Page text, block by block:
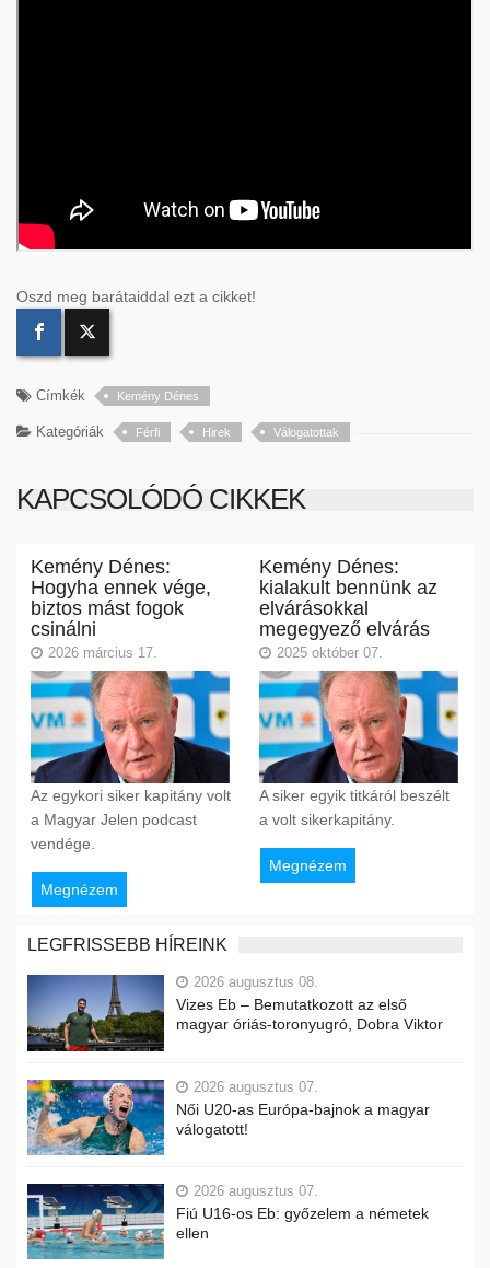
Oszd meg barátaiddal ezt a cikket!
Címkék Kemény Dénes
Kategóriák Férfi Hirek Válogatottak
KAPCSOLÓDÓ CIKKEK
Kemény Dénes:
Hogyha ennek vége,
biztos mást fogok
csinálni
2026 március 17.
Az egykori siker kapitány volt
a Magyar Jelen podcast
vendége.
Megnézem
Kemény Dénes:
kialakult bennünk az
elvárásokkal
megegyező elvárás
2025 október 07.
A siker egyik titkáról beszélt
a volt sikerkapitány.
Megnézem
LEGFRISSEBB HÍREINK
2026 augusztus 08.
Vizes Eb – Bemutatkozott az első
magyar óriás-toronyugró, Dobra Viktor
2026 augusztus 07.
Női U20-as Európa-bajnok a magyar
válogatott!
2026 augusztus 07.
Fiú U16-os Eb: győzelem a németek
ellen